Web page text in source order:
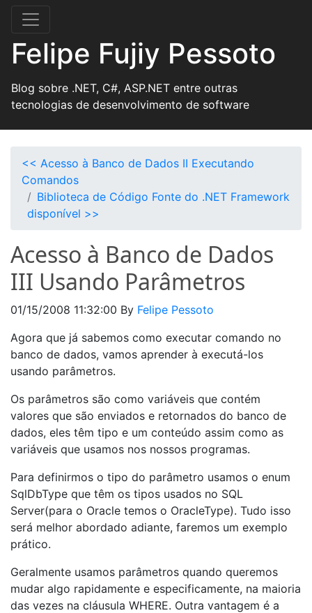
Felipe Fujiy Pessoto
Blog sobre .NET, C#, ASP.NET entre outras
tecnologias de desenvolvimento de software
<< Acesso à Banco de Dados II Executando
Comandos
Biblioteca de Código Fonte do .NET Framework
disponível >>
Acesso à Banco de Dados
III Usando Parâmetros
01/15/2008 11:32:00 By Felipe Pessoto
Agora que já sabemos como executar comando no
banco de dados, vamos aprender à executá-los
usando parâmetros.
Os parâmetros são como variáveis que contém
valores que são enviados e retornados do banco de
dados, eles têm tipo e um conteúdo assim como as
variáveis que usamos nos nossos programas.
Para definirmos o tipo do parâmetro usamos o enum
SqlDbType que têm os tipos usados no SQL
Server(para o Oracle temos o OracleType). Tudo isso
será melhor abordado adiante, faremos um exemplo
prático.
Geralmente usamos parâmetros quando queremos
mudar algo rapidamente e especificamente, na maioria
das vezes na cláusula WHERE. Outra vantagem é a